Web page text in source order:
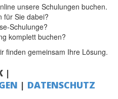
unsere Schulungen buchen.
für Sie dabei?
Schulunge?
komplett buchen?
finden gemeinsam Ihre Lösung.
|
| DATENSCHUTZ